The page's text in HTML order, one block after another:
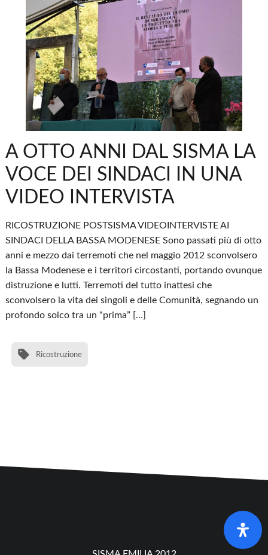
A OTTO ANNI DAL SISMA LA
VOCE DEI SINDACI IN UNA
VIDEO INTERVISTA
RICOSTRUZIONE POSTSISMA VIDEOINTERVISTE AI
SINDACI DELLA BASSA MODENESE Sono passati più di otto
anni e mezzo dai terremoti che nel maggio 2012 sconvolsero
la Bassa Modenese e i territori circostanti, portando ovunque
distruzione e lutti. Terremoti del tutto inattesi che
sconvolsero la vita dei singoli e delle Comunità, segnando un
profondo solco tra un “prima” […]
Ricostruzione